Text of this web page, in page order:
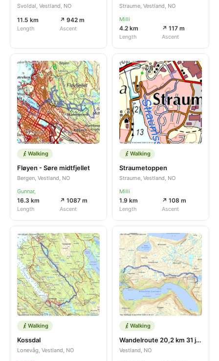
Svoldal, Vestland, NO
11.5 km
Length
↗ 942 m
Ascent
Straume, Vestland, NO
Milli
4.2 km
Length
↗ 117 m
Ascent
Walking
Fløyen - Søre midtfjellet
Bergen, Vestland, NO
Gunnar,
16.3 km
Length
↗ 1087 m
Ascent
Walking
Straumetoppen
Straume, Vestland, NO
Milli
1.9 km
Length
↗ 108 m
Ascent
Walking
Kossdal
Lonevåg, Vestland, NO
Walking
Wandelroute 20,2 km 31 jul 2026
Vestland, NO